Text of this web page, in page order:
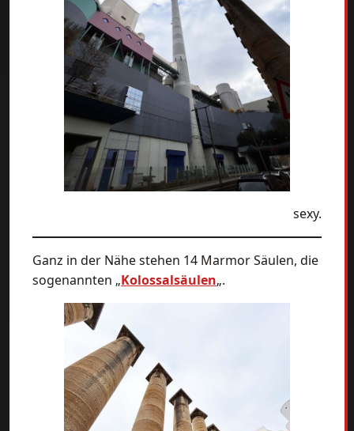
sexy.
Ganz in der Nähe stehen 14 Marmor Säulen, die
sogenannten „Kolossalsäulen„.